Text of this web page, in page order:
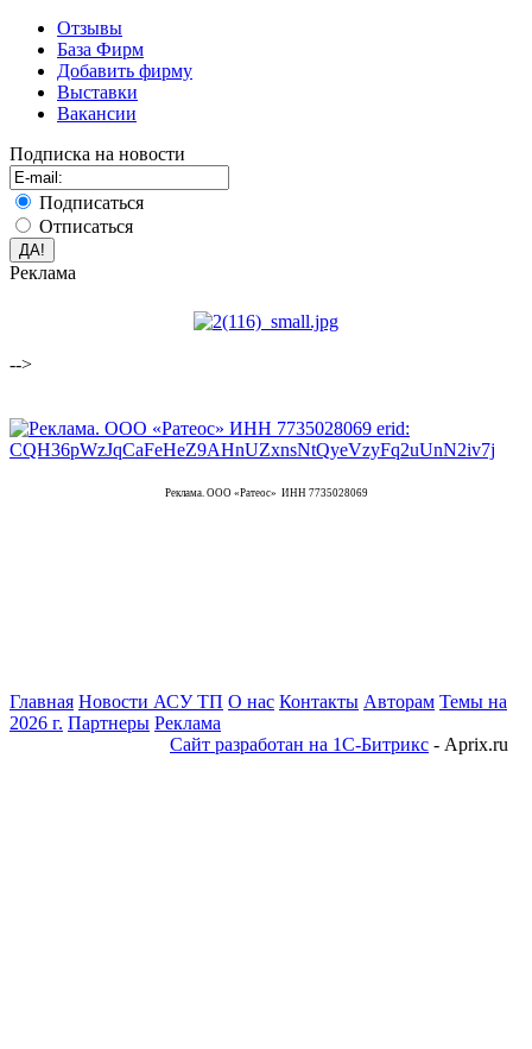
Отзывы
База Фирм
Добавить фирму
Выставки
Вакансии
Подписка на новости
Подписаться
Отписаться
Реклама
-->
Реклама. ООО «Ратеос» ИНН 7735028069
Главная Новости АСУ ТП О нас Контакты Авторам Темы на
2026 г. Партнеры Реклама
Сайт разработан на 1С-Битрикс - Aprix.ru